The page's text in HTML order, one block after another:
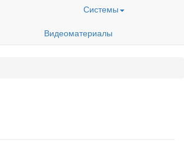
Системы
Видеоматериалы